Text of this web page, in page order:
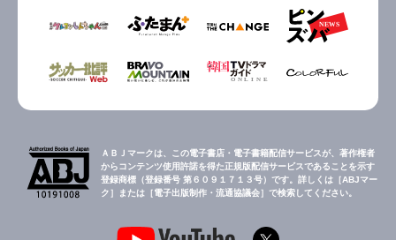
ＡＢＪマークは、この電子書店・電子書籍配信サービスが、著作権者
からコンテンツ使用許諾を得た正規版配信サービスであることを示す
登録商標（登録番号 第６０９１７１３号）です。詳しくは［ABJマー
ク］または［電子出版制作・流通協議会］で検索してください。